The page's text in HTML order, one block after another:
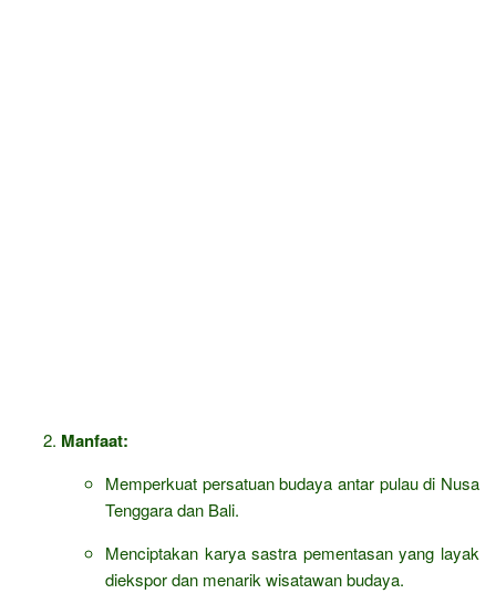
Manfaat:
Memperkuat persatuan budaya antar pulau di Nusa
Tenggara dan Bali.
Menciptakan karya sastra pementasan yang layak
diekspor dan menarik wisatawan budaya.